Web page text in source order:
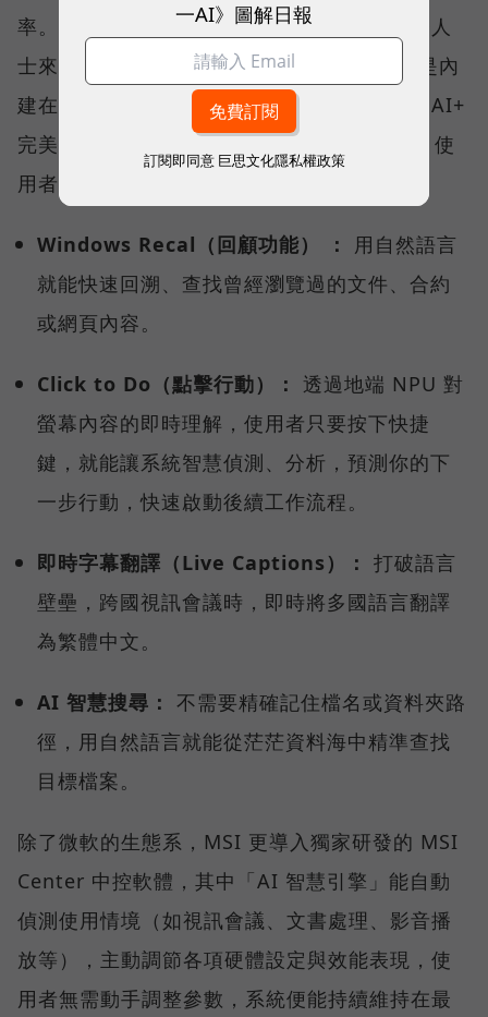
率。對於每天需要處理大量文件與郵件的商務人
士來說，AI 不再只是網頁上的聊天工具，而是內
建在系統底層的數位助手。Prestige 14 Flip AI+
完美符合 Windows Copilot+ PC 架構認證，使
用者可解鎖多項雲端無法執行的關鍵功能：
Windows Recal（回顧功能） ：
用自然語言
就能快速回溯、查找曾經瀏覽過的文件、合約
或網頁內容。
Click to Do（點擊行動）： 透過地端 NPU 對
螢幕內容的即時理解，使用者只要按下快捷
鍵，就能讓系統智慧偵測、分析，預測你的下
一步行動，快速啟動後續工作流程。
即時字幕翻譯（Live Captions）： 打破語言
壁壘，跨國視訊會議時，即時將多國語言翻譯
為繁體中文。
AI 智慧搜尋： 不需要精確記住檔名或資料夾路
徑，用自然語言就能從茫茫資料海中精準查找
目標檔案。
除了微軟的生態系，MSI 更導入獨家研發的 MSI
Center 中控軟體，其中「AI 智慧引擎」能自動
偵測使用情境（如視訊會議、文書處理、影音播
放等），主動調節各項硬體設定與效能表現，使
用者無需動手調整參數，系統便能持續維持在最
一AI》圖解日報
訂閱即同意 巨思文化隱私權政策